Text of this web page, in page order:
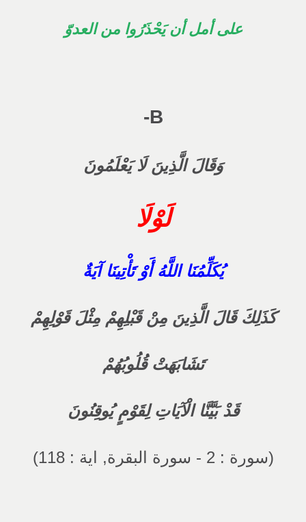
على أمل أن يَحْذَرُوا من العدوّ
B-
وَقَالَ الَّذِينَ لَا يَعْلَمُونَ
لَوْلَا
يُكَلِّمُنَا اللَّهُ أَوْ تَأْتِينَا آيَةٌ
كَذَلِكَ قَالَ الَّذِينَ مِنْ قَبْلِهِمْ مِثْلَ قَوْلِهِمْ
تَشَابَهَتْ قُلُوبُهُمْ
قَدْ بَيَّنَّا الْآيَاتِ لِقَوْمٍ يُوقِنُونَ
(سورة : 2 - سورة البقرة, اية : 118)